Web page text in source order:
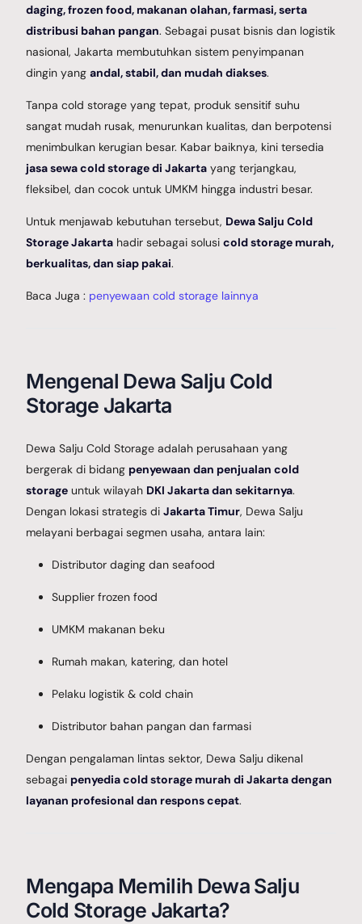
daging, frozen food, makanan olahan, farmasi, serta
distribusi bahan pangan. Sebagai pusat bisnis dan logistik
nasional, Jakarta membutuhkan sistem penyimpanan
dingin yangandal, stabil, dan mudah diakses.
Tanpa cold storage yang tepat, produk sensitif suhu
sangat mudah rusak, menurunkan kualitas, dan berpotensi
menimbulkan kerugian besar. Kabar baiknya, kini tersedia
jasa sewa cold storage di Jakarta yang terjangkau,
fleksibel, dan cocok untuk UMKM hingga industri besar.
Untuk menjawab kebutuhan tersebut, Dewa Salju Cold
Storage Jakarta hadir sebagai solusicold storage murah,
berkualitas, dan siap pakai.
Baca Juga : penyewaan cold storage lainnya
Mengenal Dewa Salju Cold
Storage Jakarta
Dewa Salju Cold Storage adalah perusahaan yang
bergerak di bidang penyewaan dan penjualan cold
storage untuk wilayah DKI Jakarta dan sekitarnya.
Dengan lokasi strategis diJakarta Timur, Dewa Salju
melayani berbagai segmen usaha, antara lain:
Distributor daging dan seafood
Supplier frozen food
UMKM makanan beku
Rumah makan, katering, dan hotel
Pelaku logistik & cold chain
Distributor bahan pangan dan farmasi
Dengan pengalaman lintas sektor, Dewa Salju dikenal
sebagai penyedia cold storage murah di Jakarta dengan
layanan profesional dan respons cepat.
Mengapa Memilih Dewa Salju
Cold Storage Jakarta?